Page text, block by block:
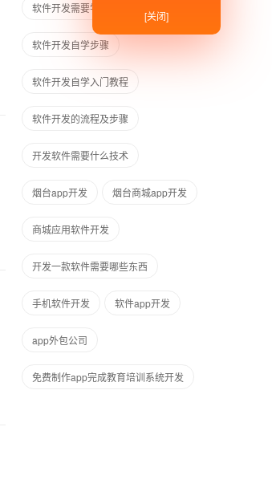
软件开发需要学什么
软件开发自学步骤
软件开发自学入门教程
软件开发的流程及步骤
开发软件需要什么技术
烟台app开发 烟台商城app开发
商城应用软件开发
开发一款软件需要哪些东西
手机软件开发 软件app开发
app外包公司
免费制作app完成教育培训系统开发
[关闭]